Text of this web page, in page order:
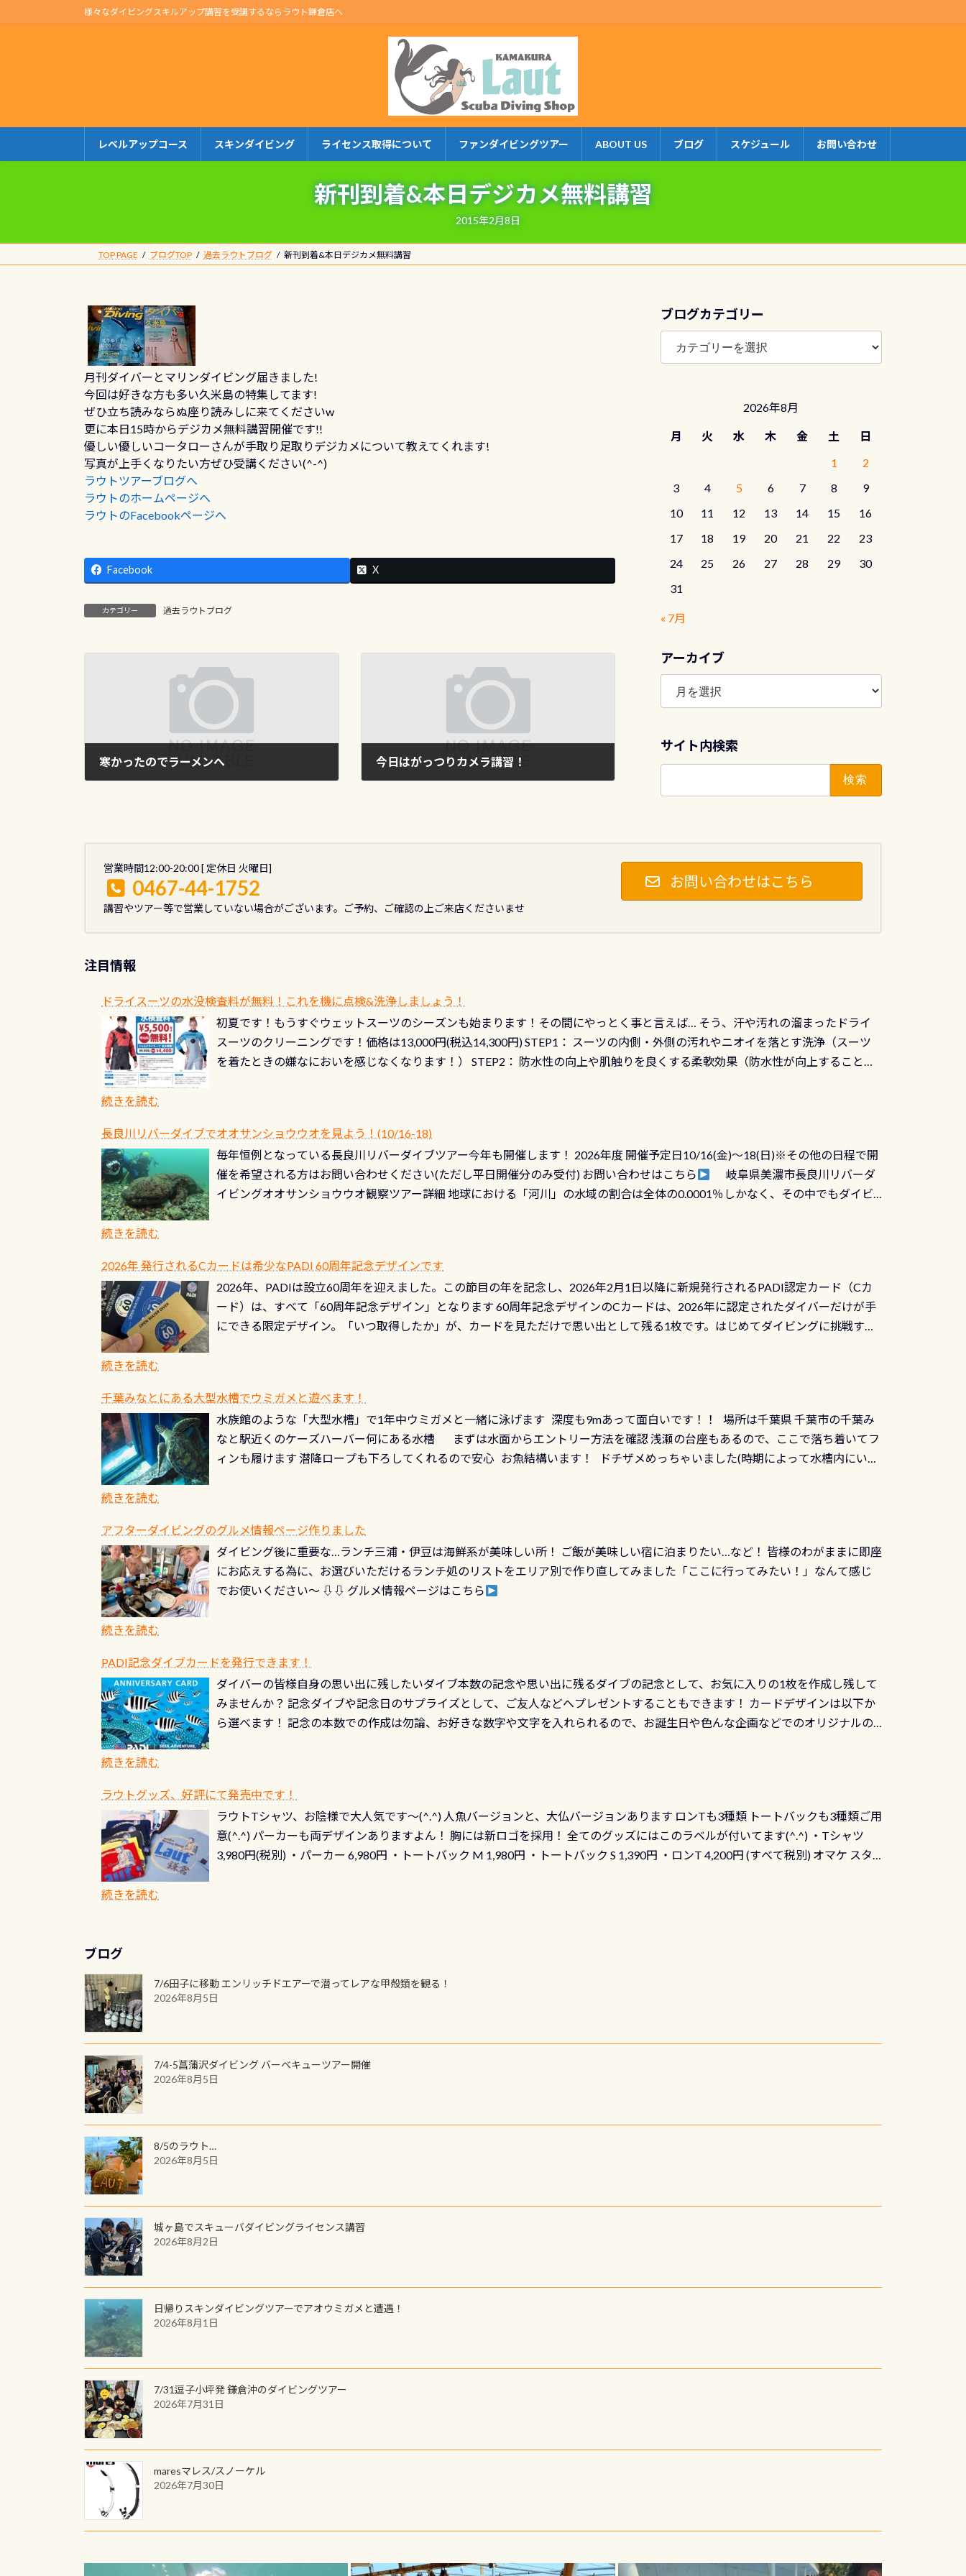
ン
キ
プ
ビ
に
動
様々なダイビングスキルアップ講習を受講するならラウト鎌倉店へ
レベルアップコース スキンダイビング ライセンス取得について ファンダイビングツアー ABOUT US ブログ スケジュール お問い合わせ
新刊到着&本日デジカメ無料講習
2015年2月8日
TOP PAGE ブログTOP 過去ラウトブログ 新刊到着&本日デジカメ無料講習
月刊ダイバーとマリンダイビング届きました!
今回は好きな方も多い久米島の特集してます!
ぜひ立ち読みならぬ座り読みしに来てくださいw
更に本日15時からデジカメ無料講習開催です!!
優しい優しいコータローさんが手取り足取りデジカメについて教えてくれます!
写真が上手くなりたい方ぜひ受講ください(^-^)
ラウトツアーブログへ
ラウトのホームページへ
ラウトのFacebookページへ
Facebook X
カテゴリー 過去ラウトブログ
寒かったのでラーメンへ 今日はがっつりカメラ講習！
ブログカテゴリー
ブ
グ
2026年8月
月 火 水 木 金 土
日
1
2
3
4 5 6 7 8
9
10
11 12 13 14 15
16
17
18 19 20 21 22
23
24
25 26 27 28 29
30
31
« 7月
アーカイブ
ア
カ
ブ
サイト内検索
営業時間12:00-20:00 [ 定休日 火曜日]
0467-44-1752
講習やツアー等で営業していない場合がございます。ご予約、ご確認の上ご来店くださいませ
お問い合わせはこちら
注目情報
ドライスーツの水没検査料が無料！これを機に点検&洗浄しましょう！
初夏です！もうすぐウェットスーツのシーズンも始まります！その間にやっとく事と言えば… そう、汗や汚れの溜まったドライ
スーツのクリーニングです！価格は13,000円(税込14,300円) STEP1： スーツの内側・外側の汚れやニオイを落とす洗浄（スーツ
を着たときの嫌なにおいを感じなくなります！） STEP2： 防水性の向上や肌触りを良くする柔軟効果（防水性が向上することで
ル(穴)がないか確認冬になり、使い始めてから水漏れする…ってのは避けましょう！実際水につけて水検査して調べます ●給気バ
ルブのオーバーホール排気バルブは、ドライスーツクリーニングの際に行うのですが、空気を送り込む「給気バルブ」のオーバ
ーホールも非常に大切です BCDで言うと給気ボタンの点検と一緒な訳ですから、ボタンが潮噛みしてドライスーツに空気が入り
過ぎて急浮上…なんて事がないようにしっかり点検しましょう！まだした事がない方はこれを機会に是非やってください！！ ●
点検をする度に1行目の「水漏れ検査代」が5,500円掛かります そこで下記のキャンペーンを利用してみてはどうでしょうか？
8/31までの間に、ドライスーツの点検・オーバーホールを出して頂いた方は、上記の水検査料5,500円がなんと無料になります！
ドライスーツクリーニングだけでも出そうと思ってる方は、セットでこの水検査も出しましょう！そし続きを読む
続きを読む
長良川リバーダイブでオオサンショウウオを見よう！(10/16-18)
毎年恒例となっている長良川リバーダイブツアー今年も開催します！ 2026年度 開催予定日10/16(金)～18(日)※その他の日程で開
催を希望される方はお問い合わせください(ただし平日開催分のみ受付) お問い合わせはこちら
岐阜県美濃市長良川リバーダ
イビングオオサンショウウオ観察ツアー詳細 地球における「河川」の水域の割合は全体の0.0001％しかなく、その中でもダイビ
ませ 6月から10月の間で開催しております 長良川ってどんな川？ 長良川は日本三大清流(四万十川、柿田川)の１つに数えられ
る清流（水質汚染の少ない、または無い川のこと）で岐阜県の郡上市に始まり、美濃を経て伊勢湾に流れます1985年には環境省
の「名水100選」にまた2001年には「日本の水浴場88選」に全国で唯一河川で選ばれた清流です川にしては珍しく、水深が深い
ところでは12mほどあり十分ダイビングを楽しむことが出来ます 川原からのエントリーエキジットは正に大自然の中でのダイビ
ダウンカレントが発生している箇所などもあり、なかなか海では見られない光景です 透明度の良い川を数百メートルドリフトす
る(流される)のは快感です！ 特別天然記念物「オオサンショウウオ」が見れる 長良川ダイビング最大の見どころがこの特別天然
記念物の「オオサンショウウオ」です 大きなものでは体長1mを超える世界最大の両生類です個体数が少なくかなり貴重な生物で
すが、ここ長良川ではかなりの確立で見ることが出来ます特別天然記念物と言えば他には「 続きを読む
続きを読む
2026年 発行されるCカードは希少なPADI 60周年記念デザインです
2026年、PADIは設立60周年を迎えました。この節目の年を記念し、2026年2月1日以降に新規発行されるPADI認定カード（Cカ
ード）は、すべて「60周年記念デザイン」となります 60周年記念デザインのCカードは、2026年に認定されたダイバーだけが手
にできる限定デザイン。「いつ取得したか」が、カードを見ただけで思い出として残る1枚です。はじめてダイビングに挑戦する
終営業日までの発行分 【注意事項】※ PADI Freediver、Mermaid、EFR、TECなど特別プログラムの専用カードが発行されるもの
やオリジナルカード対象のディスティンクティブ・スペシャルティ、AWAREデザインカードを申し込みの方は対象外となりま
す。 ※ 2026年12月の認定でも、2027年1月以降に発行されるカードは通常デザインとなります ダイビングは、始めた「年」も
思い出になる ダイビングを始めるきっかけは人それぞれ。でも、「いつ始めたか」は、あとから振り返ると大切な思い出になり
も、ワクワクが続く60周年限定企画です。コースを修了されたら、ぜひ参加してみてくださいね 毎月60名様、年間720名様に
PADIグッズが当たるチャンス 受講したPADIダイブセンター／リゾートが用意したオリジナル景品が当たることも！ PADIデジタ
ルくじに参加する
続きを読む
千葉みなとにある大型水槽でウミガメと遊べます！
水族館のような「大型水槽」で1年中ウミガメと一緒に泳げます 深度も9mあって面白いです！！ 場所は千葉県 千葉市の千葉み
なと駅近くのケーズハーバー何にある水槽 まずは水面からエントリー方法を確認 浅瀬の台座もあるので、ここで落ち着いてフ
ィンも履けます 潜降ロープも下ろしてくれるので安心 お魚結構います！ ドチザメめっちゃいました(時期によって水槽内にいる
楽しみ頂けます 反対側の窓からも見ることが出来るので、付き添いの方とも記念撮影も出来ますよ スキンダイビングでも参加
できます！ かなり楽しめます是非ご参加ください！ 写真撮影の練習や、4時間たっぷり利用出来るので、普通に中性浮力の練習
にもなりますヨ 料金等、詳しくは 詳細はこちら
続きを読む
アフターダイビングのグルメ情報ページ作りました
ダイビング後に重要な…ランチ三浦・伊豆は海鮮系が美味しい所！ ご飯が美味しい宿に泊まりたい…など！ 皆様のわがままに即座
にお応えする為に、お選びいただけるランチ処のリストをエリア別で作り直してみました「ここに行ってみたい！」なんて感じ
でお使いください～ ⇩⇩ グルメ情報ページはこちら
続きを読む
PADI記念ダイブカードを発行できます！
ダイバーの皆様自身の思い出に残したいダイブ本数の記念や思い出に残るダイブの記念として、お気に入りの1枚を作成し残して
みませんか？ 記念ダイブや記念日のサプライズとして、ご友人などへプレゼントすることもできます！ カードデザインは以下か
ら選べます！ 記念の本数での作成は勿論、お好きな数字や文字を入れられるので、お誕生日や色んな企画などでのオリジナルの
続きを読む
ラウトグッズ、好評にて発売中です！
ラウトTシャツ、お陰様で大人気です～(^.^) 人魚バージョンと、大仏バージョンあります ロンTも3種類 トートバックも3種類ご用
意(^.^) パーカーも両デザインありますよん！ 胸には新ロゴを採用！ 全てのグッズにはこのラベルが付いてます(^.^) ・Tシャツ
3,980円(税別) ・パーカー 6,980円 ・トートバック M 1,980円 ・トートバック S 1,390円 ・ロンT 4,200円 (すべて税別) オマケ スタ
続きを読む
ブログ
7/6田子に移動 エンリッチドエアーで潜ってレアな甲殻類を観る！
2026年8月5日
7/4-5菖蒲沢ダイビング バーベキューツアー開催
2026年8月5日
8/5のラウト…
2026年8月5日
城ヶ島でスキューバダイビングライセンス講習
2026年8月2日
日帰りスキンダイビングツアーでアオウミガメと遭遇！
2026年8月1日
7/31逗子小坪発 鎌倉沖のダイビングツアー
2026年7月31日
maresマレス/スノーケル
2026年7月30日